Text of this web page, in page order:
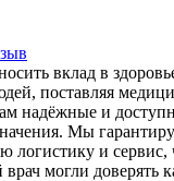
вклад в
поставляя
надёжные и
Мы
логистику и
могли доверять